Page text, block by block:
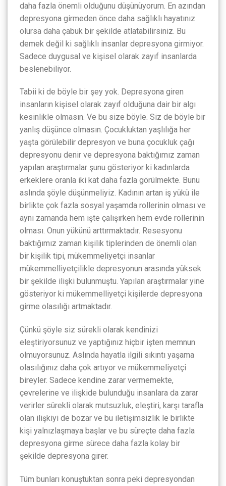
daha fazla önemli olduğunu düşünüyorum. En azından
depresyona girmeden önce daha sağlıklı hayatınız
olursa daha çabuk bir şekilde atlatabilirsiniz. Bu
demek değil ki sağlıklı insanlar depresyona girmiyor.
Sadece duygusal ve kişisel olarak zayıf insanlarda
beslenebiliyor.
Tabii ki de böyle bir şey yok. Depresyona giren
insanların kişisel olarak zayıf olduğuna dair bir algı
kesinlikle olmasın. Ve bu size böyle. Siz de böyle bir
yanlış düşünce olmasın. Çocukluktan yaşlılığa her
yaşta görülebilir depresyon ve buna çocukluk çağı
depresyonu denir ve depresyona baktığımız zaman
yapılan araştırmalar şunu gösteriyor ki kadınlarda
erkeklere oranla iki kat daha fazla görülmekte. Bunu
aslında şöyle düşünmeliyiz. Kadının artan iş yükü ile
birlikte çok fazla sosyal yaşamda rollerinin olması ve
aynı zamanda hem işte çalışırken hem evde rollerinin
olması. Onun yükünü arttırmaktadır. Resesyonu
baktığımız zaman kişilik tiplerinden de önemli olan
bir kişilik tipi, mükemmeliyetçi insanlar
mükemmelliyetçilikle depresyonun arasında yüksek
bir şekilde ilişki bulunmuştu. Yapılan araştırmalar yine
gösteriyor ki mükemmelliyetçi kişilerde depresyona
girme olasılığı artmaktadır.
Çünkü şöyle siz sürekli olarak kendinizi
eleştiriyorsunuz ve yaptığınız hiçbir işten memnun
olmuyorsunuz. Aslında hayatla ilgili sıkıntı yaşama
olasılığınız daha çok artıyor ve mükemmeliyetçi
bireyler. Sadece kendine zarar vermemekte,
çevrelerine ve ilişkide bulunduğu insanlara da zarar
verirler sürekli olarak mutsuzluk, eleştiri, karşı tarafla
olan ilişkiyi de bozar ve bu iletişimsizlik le birlikte
kişi yalnızlaşmaya başlar ve bu süreçte daha fazla
depresyona girme sürece daha fazla kolay bir
şekilde depresyona girer.
Tüm bunları konuştuktan sonra peki depresyondan